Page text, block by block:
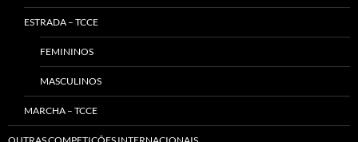
ESTRADA – TCCE
FEMININOS
MASCULINOS
MARCHA – TCCE